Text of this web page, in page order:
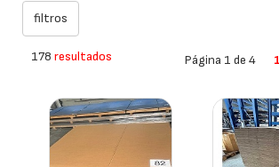
178 resultados Página 1 de 4 1